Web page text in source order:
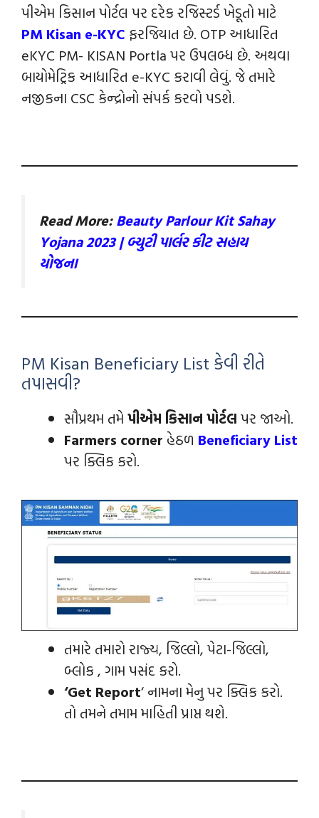
પીએમ કિસાન પોર્ટલ પર દરેક રજિસ્ટર્ડ ખેડૂતો માટે
PM Kisan e-KYC ફરજિયાત છે. OTP આધારિત
eKYC PM- KISAN Portla પર ઉપલબ્ધ છે. અથવા
બાયોમેટ્રિક આધારિત e-KYC કરાવી લેવું. જે તમારે
નજીકના CSC કેન્દ્રોનો સંપર્ક કરવો પડશે.
Read More:Beauty Parlour Kit Sahay
Yojana 2023 | બ્યુટી પાર્લર કીટ સહાય
યોજના
PM Kisan Beneficiary List કેવી રીતે
તપાસવી?
સૌપ્રથમ તમે પીએમ કિસાન પોર્ટલ પર જાઓ.
Farmers corner હેઠળ Beneficiary List
પર ક્લિક કરો.
તમારે તમારો રાજ્ય, જિલ્લો, પેટા-જિલ્લો,
બ્લોક , ગામ પસંદ કરો.
‘Get Report‘ નામના મેનુ પર ક્લિક કરો.
તો તમને તમામ માહિતી પ્રાપ્ત થશે.